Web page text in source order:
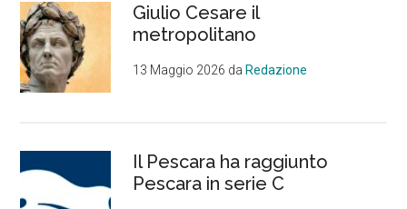
Giulio Cesare il
metropolitano
13 Maggio 2026 daRedazione
Il Pescara ha raggiunto
Pescara in serie C